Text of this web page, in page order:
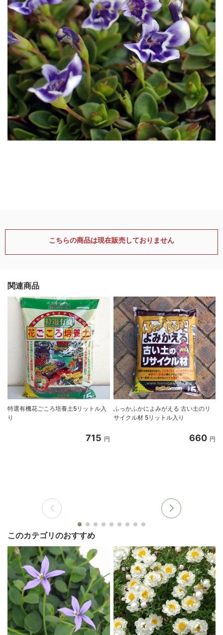
こちらの商品は現在販売しておりません
関連商品
特選有機花ごころ培養土5リットル入
り
715 円
ふっかふかによみがえる 古い土のリ
サイクル材 5リットル入り
660 円
このカテゴリのおすすめ